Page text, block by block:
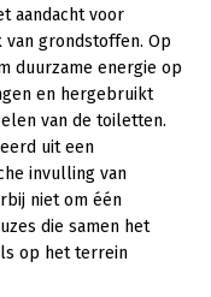
aandacht voor
grondstoffen. Op
duurzame energie op
en hergebruikt
van de toiletten.
uit een
invulling van
niet om één
die samen het
op het terrein